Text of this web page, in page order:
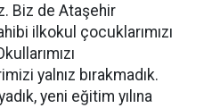
Biz de Ataşehir
ilkokul çocuklarımızı
yalnız bırakmadık.
yeni eğitim yılına